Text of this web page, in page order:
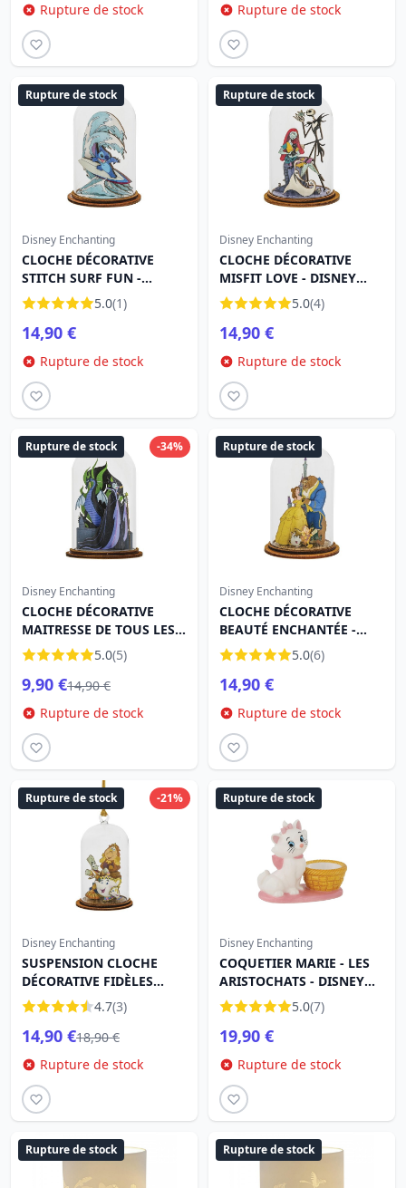
Rupture de stock
Rupture de stock
Rupture de stock
Disney Enchanting
CLOCHE DÉCORATIVE
STITCH SURF FUN -
DISNEY ENCHANTING
5.0(1)
14,90 €
Rupture de stock
Rupture de stock
Disney Enchanting
CLOCHE DÉCORATIVE
MISFIT LOVE - DISNEY
ENCHANTING
5.0(4)
14,90 €
Rupture de stock
-34%
Rupture de stock
Disney Enchanting
CLOCHE DÉCORATIVE
MAITRESSE DE TOUS LES
MAUX - DISNEY
ENCHANTING
5.0(5)
9,90 €14,90 €
Rupture de stock
Rupture de stock
Disney Enchanting
CLOCHE DÉCORATIVE
BEAUTÉ ENCHANTÉE -
DISNEY ENCHANTING
5.0(6)
14,90 €
Rupture de stock
-21%
Rupture de stock
Disney Enchanting
SUSPENSION CLOCHE
DÉCORATIVE FIDÈLES
SERVITEURS - DISNEY
ENCHANTING
4.7(3)
14,90 €18,90 €
Rupture de stock
Rupture de stock
Disney Enchanting
COQUETIER MARIE - LES
ARISTOCHATS - DISNEY
ENCHANTING
5.0(7)
19,90 €
Rupture de stock
Rupture de stock Rupture de stock